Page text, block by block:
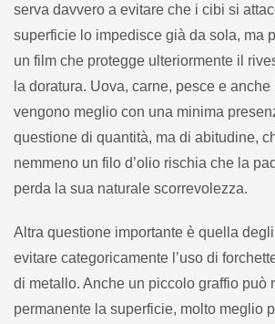
serva davvero a evitare che i cibi si
superficie lo impedisce già da sola, ma
un film che protegge ulteriormente il
la doratura. Uova, carne, pesce e
vengono meglio con una minima
questione di quantità, ma di abitudine,
nemmeno un filo d’olio rischia che la
perda la sua naturale scorrevolezza.
Altra questione importante è quella
evitare categoricamente l’uso di
di metallo. Anche un piccolo graffio può
permanente la superficie, molto meglio